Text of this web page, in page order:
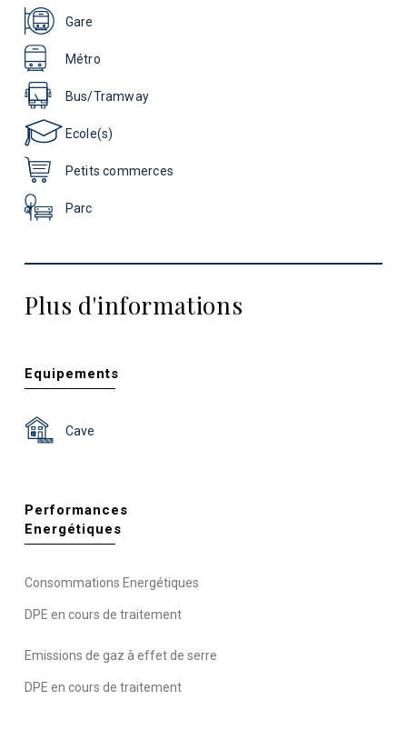
Gare
Métro
Bus/Tramway
Ecole(s)
Petits commerces
Parc
Plus d'informations
Equipements
Cave
Performances
Energétiques
Consommations Energétiques
DPE en cours de traitement
Emissions de gaz à effet de serre
DPE en cours de traitement